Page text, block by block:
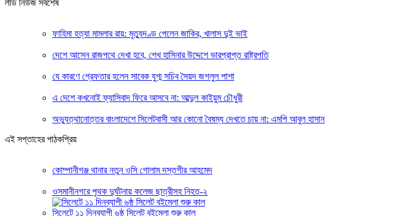
লীড নিউজ সর্বশেষ
ফাহিমা হত্যা মামলার রায়: মৃত্যুদণ্ড পেলেন জাকির, খালাস দুই ভাই
দেশে আসেন রাজপথে দেখা হবে, শেখ হাসিনার উদ্দেশে ভারপ্রাপ্ত রাষ্ট্রপতি
যে কারণে গ্রেফতার হলেন সাবেক যুগ্ম সচিব সৈয়দ জগলুল পাশা
এ দেশে কখনোই ফ্যাসিবাদ ফিরে আসবে না: আব্দুল কাইয়ুম চৌধুরী
অভ্যুত্থানোত্তর বাংলাদেশে সিলেটবাসী আর কোনো বৈষম্য দেখতে চায় না: এমপি আবুল হাসান
এই সপ্তাহের পাঠকপ্রিয়
কোম্পানীগঞ্জ থানার নতুন ওসি গোলাম দস্তগীর আহমেদ
ওসমানীনগরে পৃথক দুর্ঘটনায় কলেজ ছাত্রীসহ নিহত-২
সিলেটে ১১ দিনব্যাপী ৬ষ্ঠ সিলেট বইমেলা শুরু কাল